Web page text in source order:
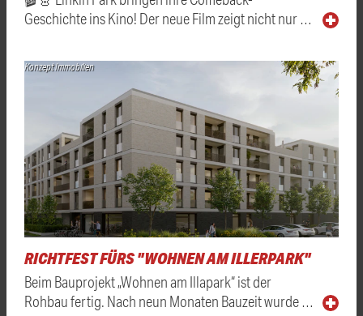
Geschichte ins Kino! Der neue Film zeigt nicht nur …
Konzept Immobilien
RICHTFEST FÜRS "WOHNEN AM ILLERPARK"
Beim Bauprojekt „Wohnen am Illapark“ ist der
Rohbau fertig. Nach neun Monaten Bauzeit wurde …